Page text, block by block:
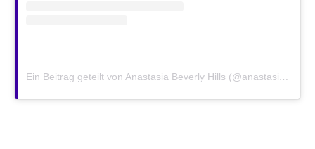
Ein Beitrag geteilt von Anastasia Beverly Hills (@anastasiabeverlyhills)